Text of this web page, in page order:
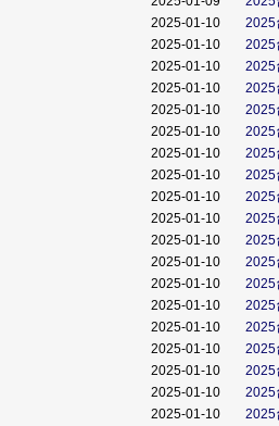
2025-01-10
2025
2025-01-10
2025
2025-01-10
2025
2025-01-10
2025
2025-01-10
2025
2025-01-10
2025
2025-01-10
2025
2025-01-10
2025
2025-01-10
2025
2025-01-10
2025
2025-01-10
2025
2025-01-10
2025
2025-01-10
2025
2025-01-10
2025
2025-01-10
2025
2025-01-10
2025
2025-01-10
2025
2025-01-10
2025
2025-01-10
2025